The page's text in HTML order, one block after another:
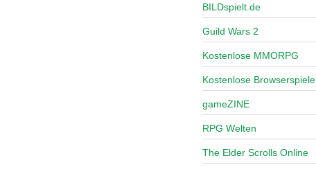
BILDspielt.de
Guild Wars 2
Kostenlose MMORPG
Kostenlose Browserspiele
gameZINE
RPG Welten
The Elder Scrolls Online